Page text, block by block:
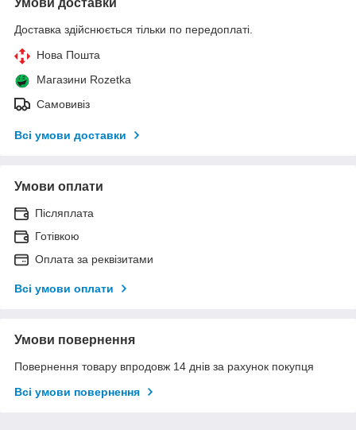
Доставка здійснюється тільки по передоплаті.
Нова Пошта
Магазини Rozetka
Самовивіз
Всі умови доставки
Умови оплати
Післяплата
Готівкою
Оплата за реквізитами
Всі умови оплати
Умови повернення
Повернення товару впродовж 14 днів за рахунок покупця
Всі умови повернення